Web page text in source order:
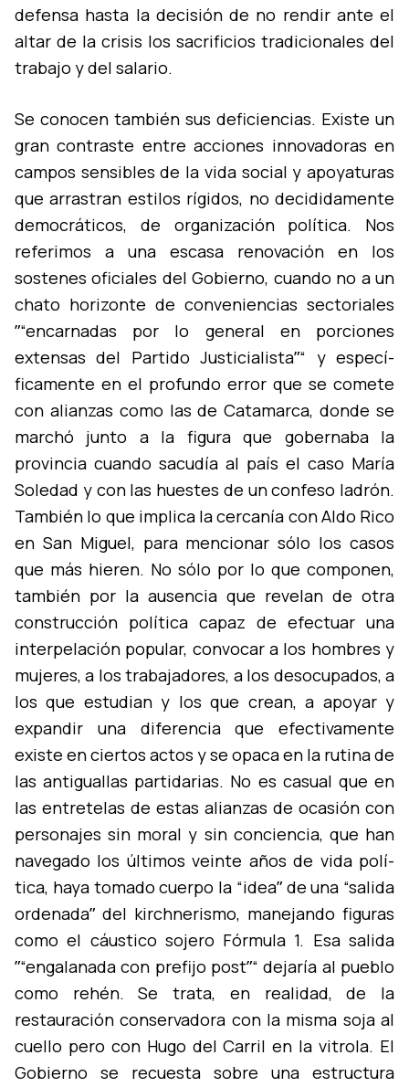
defensa hasta la decisión de no rendir ante el
altar de la crisis los sacrificios tradicionales del
trabajo y del salario.
Se conocen también sus deficiencias. Existe un
gran contraste entre acciones innovadoras en
campos sensibles de la vida social y apoyaturas
que arrastran estilos rí­gidos, no decididamente
democráticos, de organización polí­tica. Nos
referimos a una escasa renovación en los
sostenes oficiales del Gobierno, cuando no a un
chato horizonte de conveniencias sectoriales
ˮ“encarnadas por lo general en porciones
extensas del Partido Justicialistaˮ“ y especí­
ficamente en el profundo error que se comete
con alianzas como las de Catamarca, donde se
marchó junto a la figura que gobernaba la
provincia cuando sacudí­a al paí­s el caso Marí­a
Soledad y con las huestes de un confeso ladrón.
También lo que implica la cercaní­a con Aldo Rico
en San Miguel, para mencionar sólo los casos
que más hieren. No sólo por lo que componen,
también por la ausencia que revelan de otra
construcción polí­tica capaz de efectuar una
interpelación popular, convocar a los hombres y
mujeres, a los trabajadores, a los desocupados, a
los que estudian y los que crean, a apoyar y
expandir una diferencia que efectivamente
existe en ciertos actos y se opaca en la rutina de
las antiguallas partidarias. No es casual que en
las entretelas de estas alianzas de ocasión con
personajes sin moral y sin conciencia, que han
navegado los últimos veinte años de vida polí­
tica, haya tomado cuerpo la “ideaˮ de una “salida
ordenadaˮ del kirchnerismo, manejando figuras
como el cáustico sojero Fórmula 1. Esa salida
ˮ“engalanada con prefijo postˮ“ dejarí­a al pueblo
como rehén. Se trata, en realidad, de la
restauración conservadora con la misma soja al
cuello pero con Hugo del Carril en la vitrola. El
Gobierno se recuesta sobre una estructura